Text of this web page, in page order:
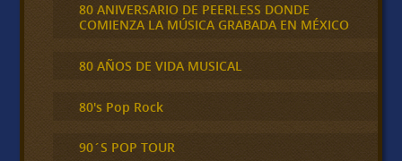
80 ANIVERSARIO DE PEERLESS DONDE
COMIENZA LA MÚSICA GRABADA EN MÉXICO
80 AÑOS DE VIDA MUSICAL
80's Pop Rock
90´S POP TOUR